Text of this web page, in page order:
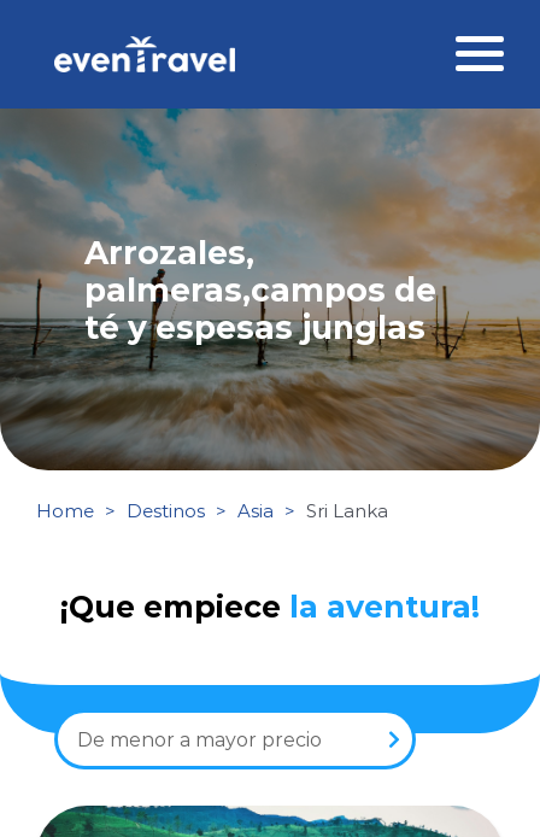
Destinos
Perfil del viajero
Viajes corporativos
Ofertas
Blog
Contacto
Arrozales,
palmeras,campos de
té y espesas junglas
Home Destinos Asia Sri Lanka
¡Que empiece la aventura!
De menor a mayor precio